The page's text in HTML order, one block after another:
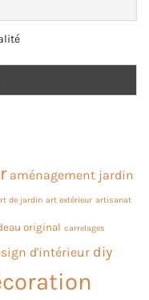
aménagement jardin
de jardin art extérieur artisanat
original carrelages
d'intérieur diy